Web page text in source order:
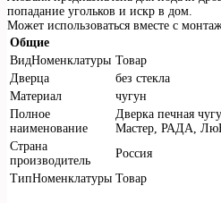
попадание угольков и искр в дом.
Может использоваться вместе с
Общие
ВидНоменклатуры Товар
Дверца
без стекла
Материал
чугун
Полное
наименование
Дверка печная
Мастер, РАДА,
Страна
производитель
Россия
ТипНоменклатуры Товар